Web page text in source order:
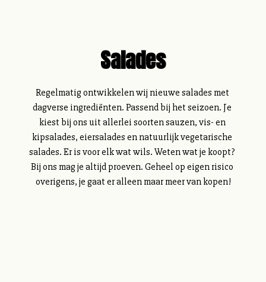
Salades
Regelmatig ontwikkelen wij nieuwe salades met
dagverse ingrediënten. Passend bij het seizoen. Je
kiest bij ons uit allerlei soorten sauzen, vis- en
kipsalades, eiersalades en natuurlijk vegetarische
salades. Er is voor elk wat wils. Weten wat je koopt?
Bij ons mag je altijd proeven. Geheel op eigen risico
overigens, je gaat er alleen maar meer van kopen!